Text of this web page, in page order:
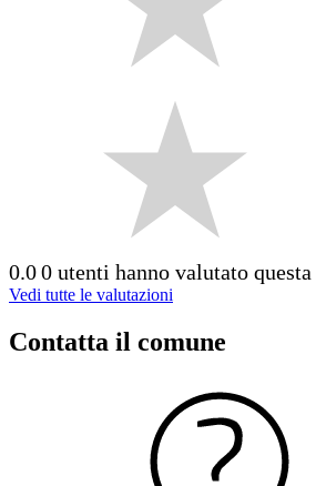
0.00 utenti hanno valutato questa
Vedi tutte le valutazioni
Contatta il comune